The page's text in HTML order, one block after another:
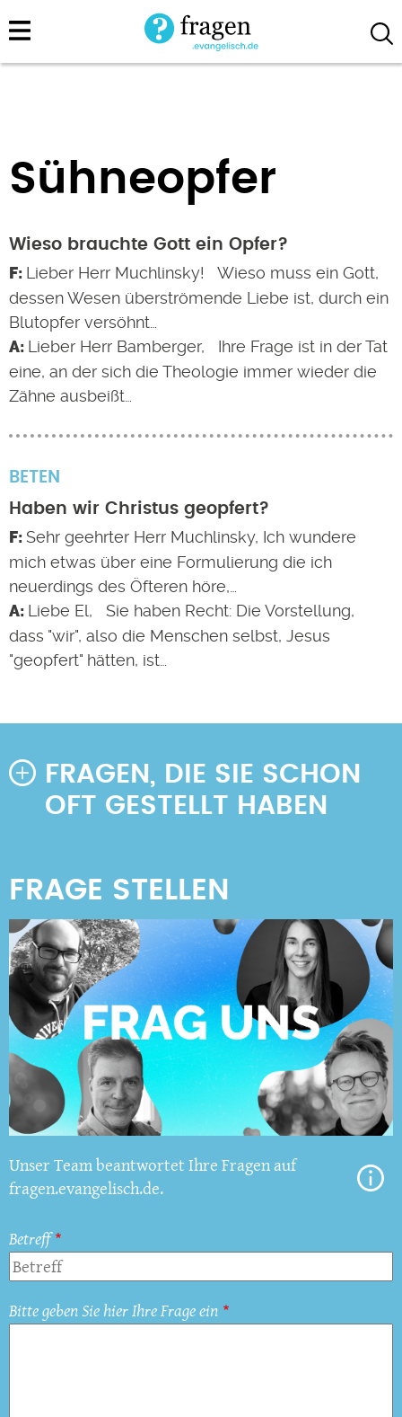
Direkt
zum
Sühneopfer
Wieso brauchte Gott ein Opfer?
Lieber Herr Muchlinsky! Wieso muss ein Gott,
dessen Wesen überströmende Liebe ist, durch ein
Blutopfer versöhnt…
Lieber Herr Bamberger, Ihre Frage ist in der Tat
eine, an der sich die Theologie immer wieder die
Zähne ausbeißt…
BETEN
Haben wir Christus geopfert?
Sehr geehrter Herr Muchlinsky, Ich wundere
mich etwas über eine Formulierung die ich
neuerdings des Öfteren höre,…
Liebe El, Sie haben Recht: Die Vorstellung,
dass "wir", also die Menschen selbst, Jesus
"geopfert" hätten, ist…
FRAGEN, DIE SIE SCHON
OFT GESTELLT HABEN
Unser Team beantwortet Ihre Fragen auf
fragen.evangelisch.de.
Betreff
Bitte geben Sie hier Ihre Frage ein